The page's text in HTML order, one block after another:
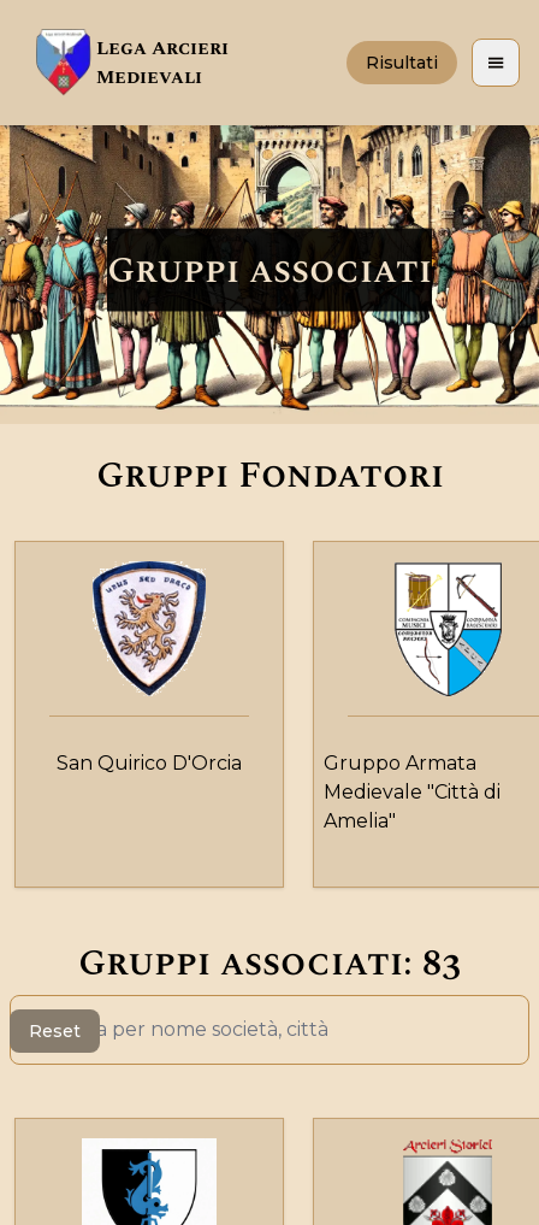
Lega Arcieri
Medievali
Risultati Apri
Gruppi associati
Gruppi Fondatori
San Quirico D'Orcia
Gruppo Armata
Medievale "Città di
Amelia"
Gruppi associati: 83
Search
Reset